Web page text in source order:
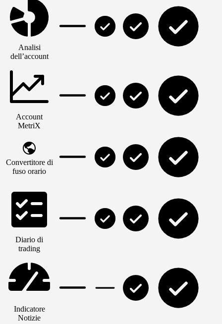
Analisi
dell’account
Account
MetriX
Convertitore di
fuso orario
Diario di
trading
Indicatore
Notizie